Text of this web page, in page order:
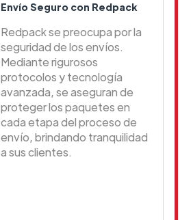
Envío Seguro con Redpack
Redpack se preocupa por la
seguridad de los envíos.
Mediante rigurosos
protocolos y tecnología
avanzada, se aseguran de
proteger los paquetes en
cada etapa del proceso de
envío, brindando tranquilidad
a sus clientes.